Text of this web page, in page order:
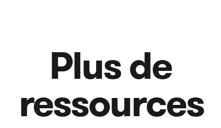
Plus de
ressources